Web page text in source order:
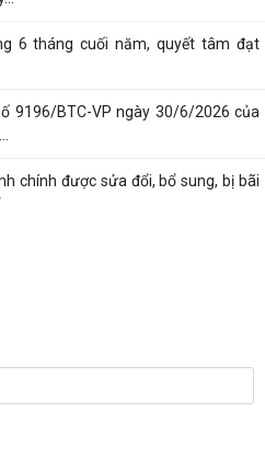
6 tháng cuối năm, quyết tâm đạt
9196/BTC-VP ngày 30/6/2026 của
chính được sửa đổi, bổ sung, bị bãi